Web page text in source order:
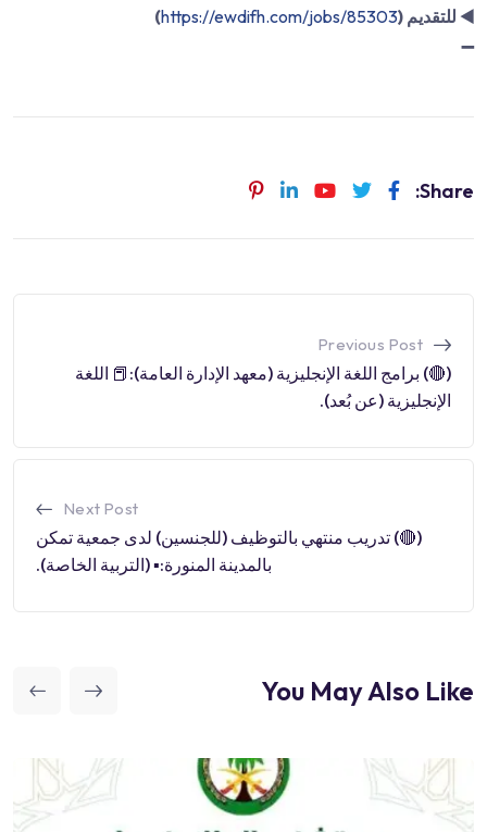
◀️ للتقديم (https://ewdifh.com/jobs/85303
)
➖
Share:
Previous Post
(🔴) برامج اللغة الإنجليزية (معهد الإدارة العامة):📕 اللغة
الإنجليزية (عن بُعد).
Next Post
(🔴) تدريب منتهي بالتوظيف (للجنسين) لدى جمعية تمكن
بالمدينة المنورة:▪️ (التربية الخاصة).
You May Also Like